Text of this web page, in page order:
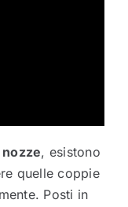
, esistono
quelle coppie
Posti in